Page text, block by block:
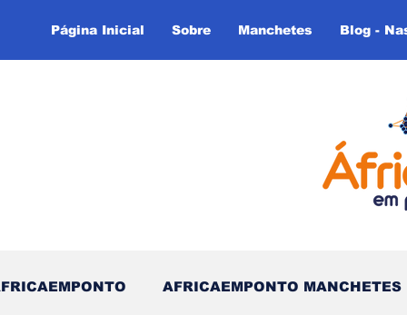
Página Inicial Sobre Manchetes Blog -
AFRICAEMPONTO MANCHETES